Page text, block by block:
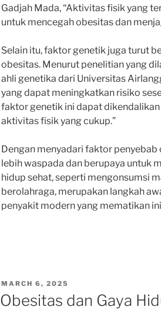
Gadjah Mada, “Aktivitas fisik yang
untuk mencegah obesitas dan
Selain itu, faktor genetik juga turut
obesitas. Menurut penelitian yang
ahli genetika dari Universitas
yang dapat meningkatkan risiko
faktor genetik ini dapat
aktivitas fisik yang cukup.”
Dengan menyadari faktor
lebih waspada dan berupaya untuk
hidup sehat, seperti mengonsumsi
berolahraga, merupakan langkah
penyakit modern yang mematikan
POSTED
ON
MARCH 6, 2025
Obesitas dan Gaya